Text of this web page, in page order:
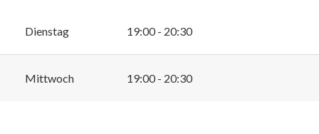
Dienstag 19:00 - 20:30
Mittwoch 19:00 - 20:30